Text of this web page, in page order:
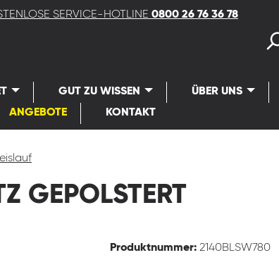
SERVICE-HOTLINE 0800 26 76 36 78
GUT ZU WISSEN ÜBER UNS
ANGEBOTE
KONTAKT
GEPOLSTERT
Produktnummer: 2140BLSW780